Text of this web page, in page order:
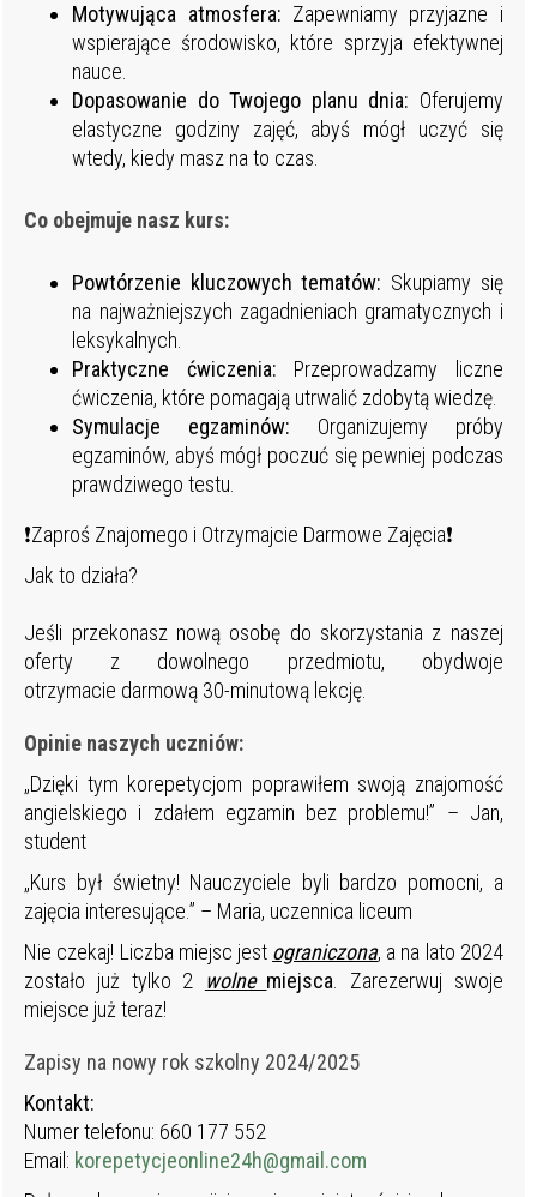
Motywująca atmosfera: Zapewniamy przyjazne i
wspierające środowisko, które sprzyja efektywnej
nauce.
Dopasowanie do Twojego planu dnia: Oferujemy
elastyczne godziny zajęć, abyś mógł uczyć się
wtedy, kiedy masz na to czas.
Co obejmuje nasz kurs:
Powtórzenie kluczowych tematów: Skupiamy się
na najważniejszych zagadnieniach gramatycznych i
leksykalnych.
Praktyczne ćwiczenia: Przeprowadzamy liczne
ćwiczenia, które pomagają utrwalić zdobytą wiedzę.
Symulacje egzaminów: Organizujemy próby
egzaminów, abyś mógł poczuć się pewniej podczas
prawdziwego testu.
❗Zaproś Znajomego i Otrzymajcie Darmowe Zajęcia❗
Jak to działa?
Jeśli przekonasz nową osobę do skorzystania z naszej
oferty z dowolnego przedmiotu, obydwoje
otrzymacie darmową 30-minutową lekcję.
Opinie naszych uczniów:
„Dzięki tym korepetycjom poprawiłem swoją znajomość
angielskiego i zdałem egzamin bez problemu!” – Jan,
student
„Kurs był świetny! Nauczyciele byli bardzo pomocni, a
zajęcia interesujące.” – Maria, uczennica liceum
Nie czekaj! Liczba miejsc jest ograniczona, a na lato 2024
zostało już tylko 2 wolne miejsca. Zarezerwuj swoje
miejsce już teraz!
Zapisy na nowy rok szkolny 2024/2025
Kontakt:
Numer telefonu: 660 177 552
Email: korepetycjeonline24h@gmail.com